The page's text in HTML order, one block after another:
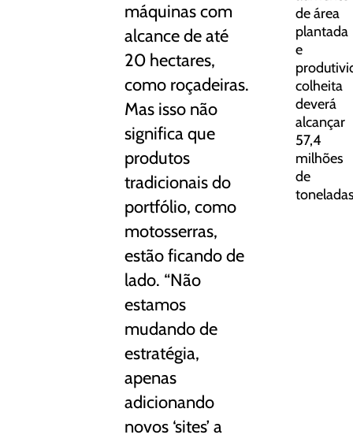
máquinas com
alcance de até
20 hectares,
como roçadeiras.
Mas isso não
significa que
produtos
tradicionais do
portfólio, como
motosserras,
estão ficando de
lado. “Não
estamos
mudando de
estratégia,
apenas
adicionando
novos ‘sites’ a
de área
plantada
e
colheita
deverá
alcançar
57,4
milhões
de
toneladas